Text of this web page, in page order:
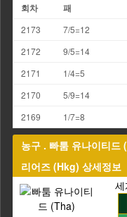
회차 패
2173 7/5=12
2172
9/5=14
2171
1/4=5
2170
5/9=14
2169
1/7=8
농구 . 빠툼 유나이티드
리어즈 (Hkg) 상세정보